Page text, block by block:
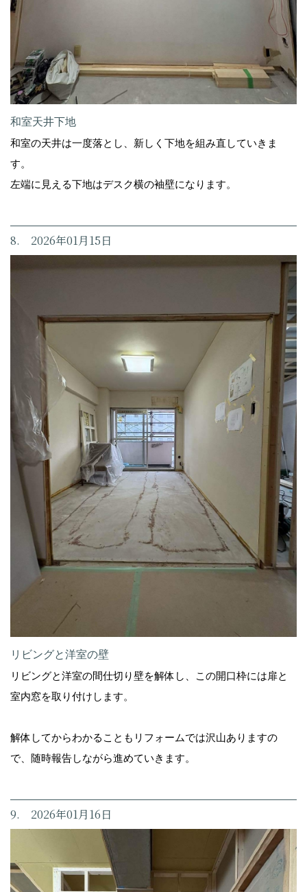
和室天井下地
和室の天井は一度落とし、新しく下地を組み直していきま
す。
左端に見える下地はデスク横の袖壁になります。
8. 2026年01月15日
リビングと洋室の壁
リビングと洋室の間仕切り壁を解体し、この開口枠には扉と
室内窓を取り付けします。
解体してからわかることもリフォームでは沢山ありますの
で、随時報告しながら進めていきます。
9. 2026年01月16日